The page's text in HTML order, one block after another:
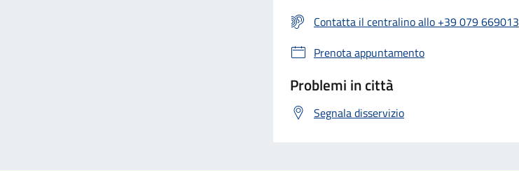
Contatta il centralino allo +39 079 669013
Prenota appuntamento
Problemi in città
Segnala disservizio